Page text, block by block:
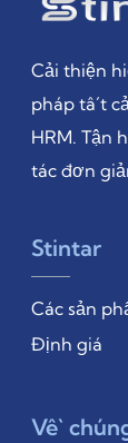
Cải thiện
pháp tất
HRM. Tận
tác đơn
Stintar
Các sản
Định giá
Về